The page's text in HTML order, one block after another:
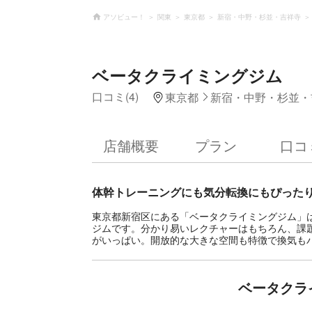
アソビュー！ 関東 東京都 新宿・中野・杉並・吉祥寺
ベータクライミングジム
口コミ(4) 東京都 新宿・中野・杉並
店舗概要 プラン 口コ
体幹トレーニングにも気分転換にもぴった
東京都新宿区にある「ベータクライミングジム
ジムです。分かり易いレクチャーはもちろん、
がいっぱい。開放的な大きな空間も特徴で換気
ベータク